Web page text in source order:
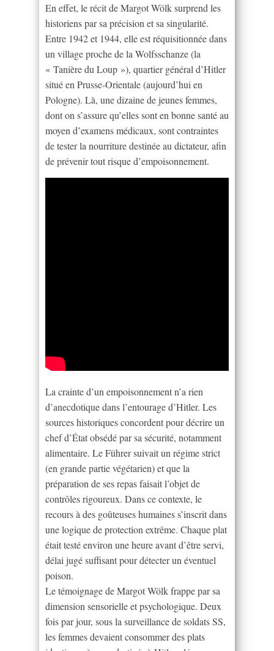
En effet, le récit de Margot Wölk surprend les
historiens par sa précision et sa singularité.
Entre 1942 et 1944, elle est réquisitionnée dans
un village proche de la Wolfsschanze (la
« Tanière du Loup »), quartier général d’Hitler
situé en Prusse-Orientale (aujourd’hui en
Pologne). Là, une dizaine de jeunes femmes,
dont on s’assure qu’elles sont en bonne santé au
moyen d’examens médicaux, sont contraintes
de tester la nourriture destinée au dictateur, afin
de prévenir tout risque d’empoisonnement.
La crainte d’un empoisonnement n’a rien
d’anecdotique dans l’entourage d’Hitler. Les
sources historiques concordent pour décrire un
chef d’État obsédé par sa sécurité, notamment
alimentaire. Le Führer suivait un régime strict
(en grande partie végétarien) et que la
préparation de ses repas faisait l’objet de
contrôles rigoureux. Dans ce contexte, le
recours à des goûteuses humaines s’inscrit dans
une logique de protection extrême. Chaque plat
était testé environ une heure avant d’être servi,
délai jugé suffisant pour détecter un éventuel
poison.
Le témoignage de Margot Wölk frappe par sa
dimension sensorielle et psychologique. Deux
fois par jour, sous la surveillance de soldats SS,
les femmes devaient consommer des plats